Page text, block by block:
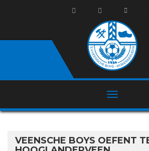
VEENSCHE BOYS OEFENT